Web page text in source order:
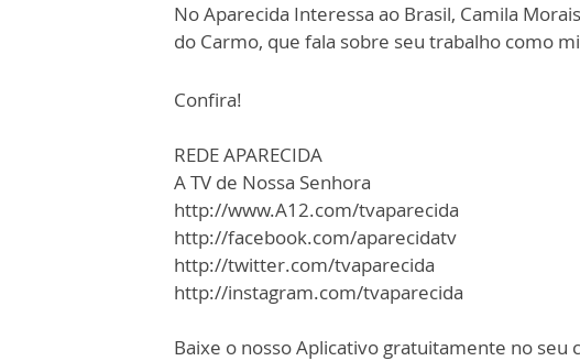
No Aparecida Interessa ao Brasil, Camila
do Carmo, que fala sobre seu trabalho como
Confira!
REDE APARECIDA
A TV de Nossa Senhora
http://www.A12.com/tvaparecida
http://facebook.com/aparecidatv
http://twitter.com/tvaparecida
http://instagram.com/tvaparecida
Baixe o nosso Aplicativo gratuitamente no seu